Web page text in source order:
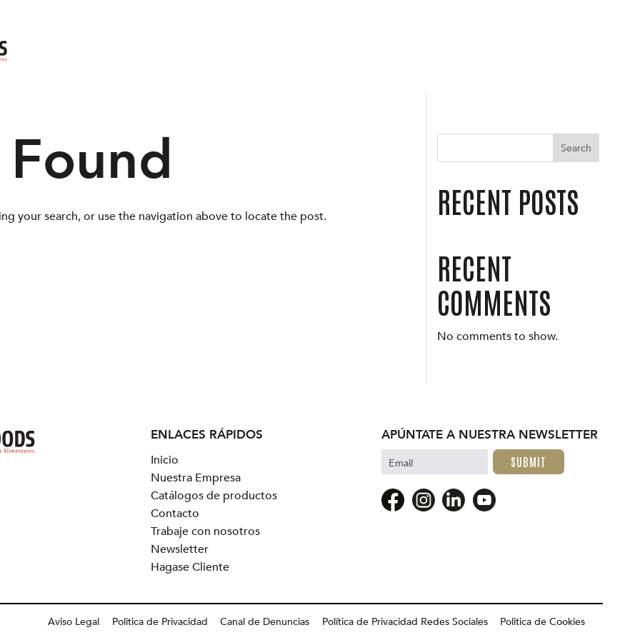
your search, or use the navigation above to locate the post.
Search
RECENT POSTS
RECENT
COMMENTS
No comments to show.
ENLACES RÁPIDOS
Inicio
Nuestra Empresa
Catálogos de productos
Contacto
Trabaje con nosotros
Newsletter
Hagase Cliente
APÚNTATE A NUESTRA NEWSLETTER
Email
Aviso Legal Politica de Privacidad Canal de Denuncias Política de Privacidad Redes Sociales Politica de Cookies